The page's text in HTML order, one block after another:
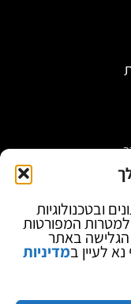
ובטכנולוגיות
למטרות המפורטות
באתר
לעיין במדיניות
להגדלה